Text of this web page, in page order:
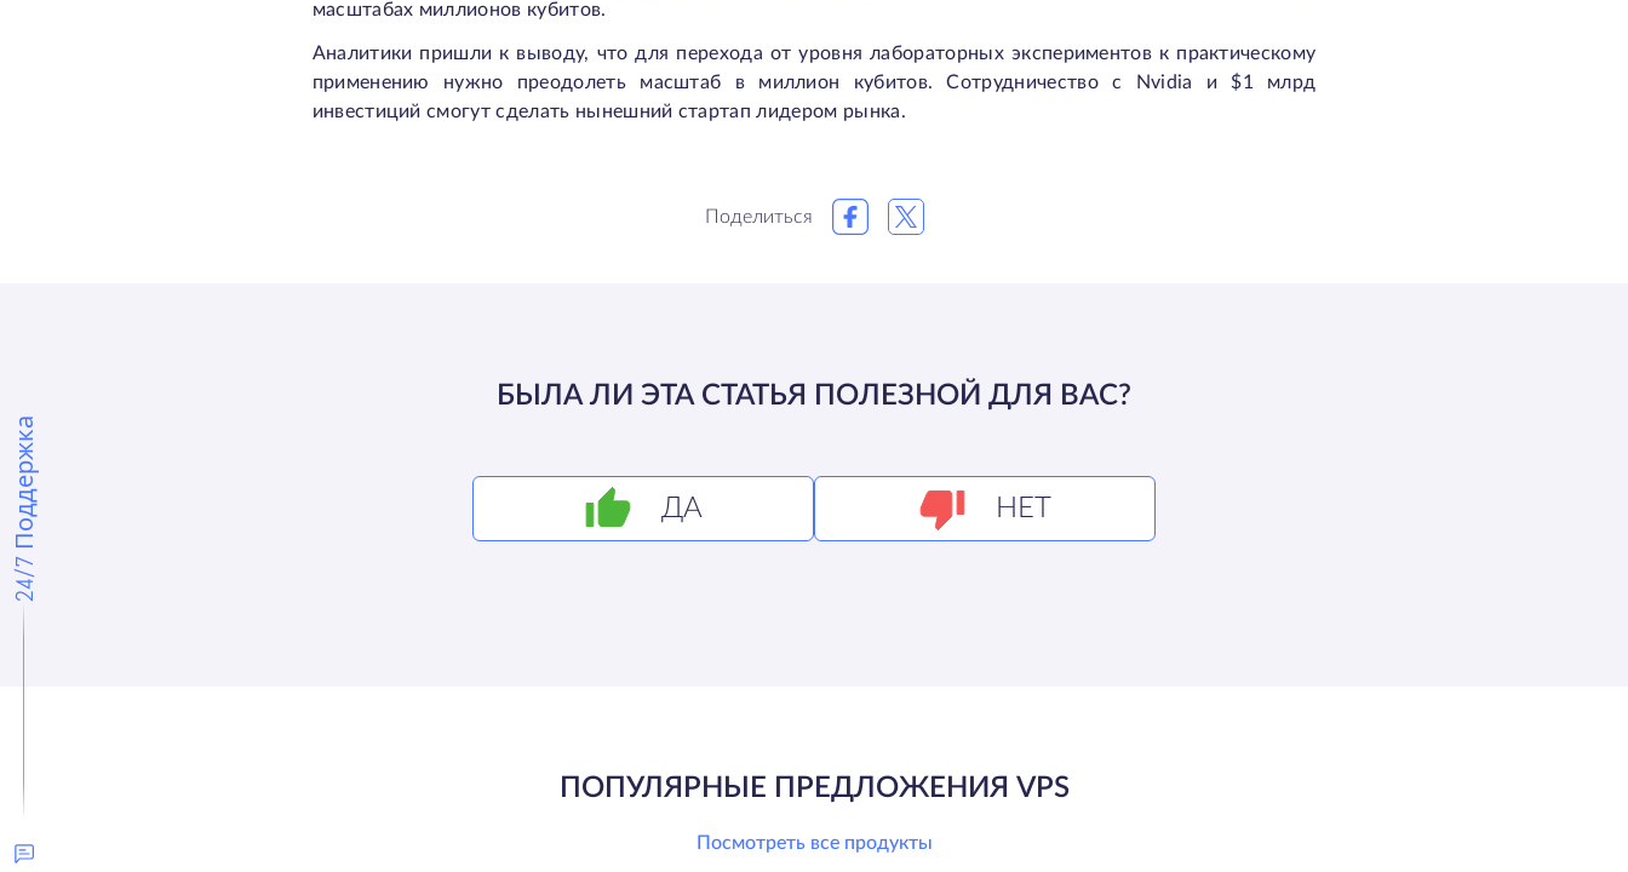
24/7 Поддержка
масштабах миллионов кубитов.
Аналитики пришли к выводу, что для перехода от уровня лабораторных экспериментов к практическому
применению нужно преодолеть масштаб в миллион кубитов. Сотрудничество с Nvidia и $1 млрд
инвестиций смогут сделать нынешний стартап лидером рынка.
Поделиться
БЫЛА ЛИ ЭТА СТАТЬЯ ПОЛЕЗНОЙ ДЛЯ ВАС?
ДА НЕТ
ПОПУЛЯРНЫЕ ПРЕДЛОЖЕНИЯ VPS
Посмотреть все продукты